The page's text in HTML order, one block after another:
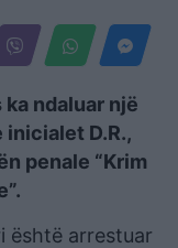
ndaluar një
D.R.,
penale “Krim
është arrestuar